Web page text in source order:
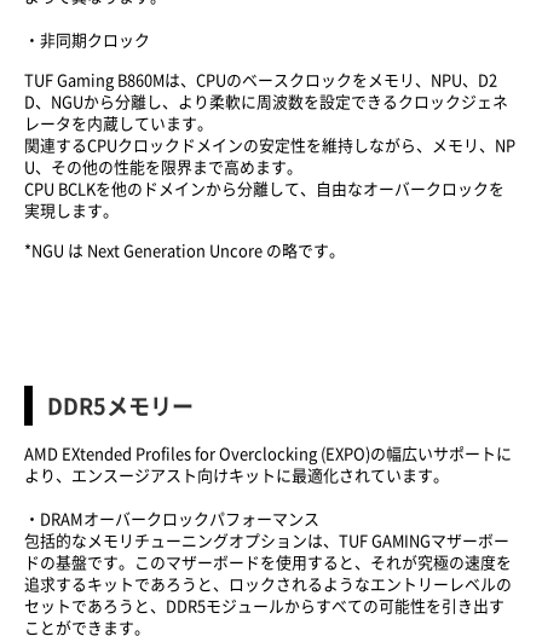
・非同期クロック
TUF Gaming B860Mは、CPUのベースクロックをメモリ、NPU、D2
D、NGUから分離し、より柔軟に周波数を設定できるクロックジェネ
レータを内蔵しています。
関連するCPUクロックドメインの安定性を維持しながら、メモリ、NP
U、その他の性能を限界まで高めます。
CPU BCLKを他のドメインから分離して、自由なオーバークロックを
実現します。
*NGU は Next Generation Uncore の略です。
DDR5メモリー
AMD EXtended Profiles for Overclocking (EXPO)の幅広いサポートに
より、エンスージアスト向けキットに最適化されています。
・DRAMオーバークロックパフォーマンス
包括的なメモリチューニングオプションは、TUF GAMINGマザーボー
ドの基盤です。このマザーボードを使用すると、それが究極の速度を
追求するキットであろうと、ロックされるようなエントリーレベルの
セットであろうと、DDR5モジュールからすべての可能性を引き出す
ことができます。